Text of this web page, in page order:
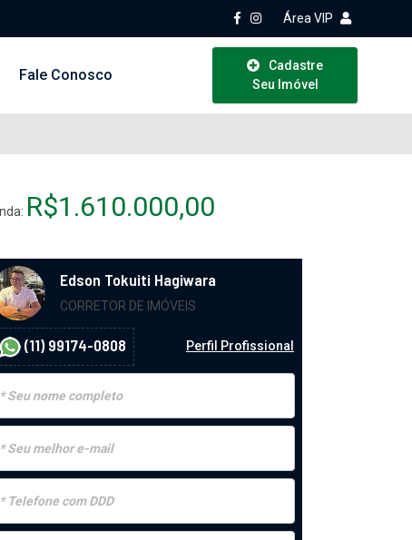
Área VIP
Fale Conosco
Cadastre
Seu Imóvel
R$1.610.000,00
Edson Tokuiti Hagiwara
CORRETOR DE IMÓVEIS
(11) 99174-0808 Perfil Profissional